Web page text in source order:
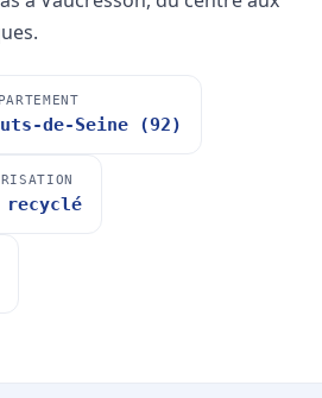
de-Seine (92)
recyclé